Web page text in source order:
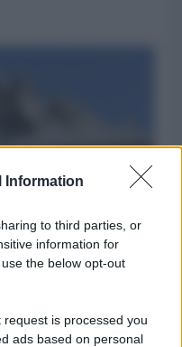
Information
to third parties, or
information for
the below opt-out
is processed you
ads based on personal
il nuovo
l'Italia